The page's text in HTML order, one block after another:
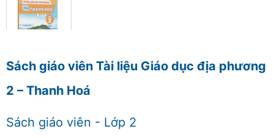
Sách giáo viên Tài liệu Giáo dục địa phương
2 – Thanh Hoá
Sách giáo viên - Lớp 2